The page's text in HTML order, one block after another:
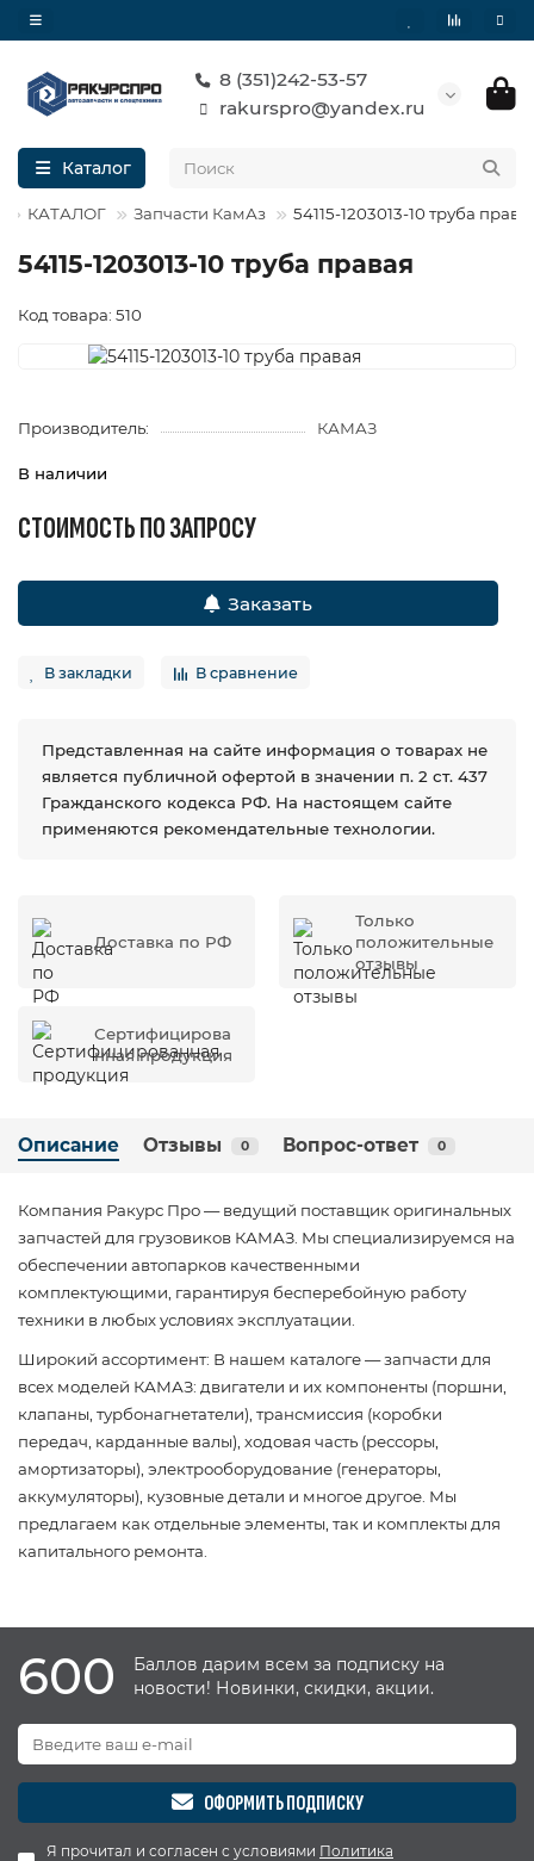
8 (351)242-53-57
rakurspro@yandex.ru
Каталог
КАТАЛОГ Запчасти КамАз 54115-1203013-10 труба
54115-1203013-10 труба правая
Код товара: 510
Производитель: КАМАЗ
В наличии
СТОИМОСТЬ ПО ЗАПРОСУ
Заказать
В закладки В сравнение
Представленная на сайте информация о товарах не
является публичной офертой в значении п. 2 ст. 437
Гражданского кодекса РФ. На настоящем сайте
применяются рекомендательные технологии.
Доставка по РФ
Только
положительные
отзывы
Сертифицирова
нная продукция
Описание Отзывы 0 Вопрос-ответ 0
Компания Ракурс Про — ведущий поставщик оригинальных
запчастей для грузовиков КАМАЗ. Мы специализируемся на
обеспечении автопарков качественными
комплектующими, гарантируя бесперебойную работу
техники в любых условиях эксплуатации.
Широкий ассортимент: В нашем каталоге — запчасти для
всех моделей КАМАЗ: двигатели и их компоненты (поршни,
клапаны, турбонагнетатели), трансмиссия (коробки
передач, карданные валы), ходовая часть (рессоры,
амортизаторы), электрооборудование (генераторы,
аккумуляторы), кузовные детали и многое другое. Мы
предлагаем как отдельные элементы, так и комплекты для
капитального ремонта.
600
Баллов дарим всем за подписку на
новости! Новинки, скидки, акции.
ОФОРМИТЬ ПОДПИСКУ
Я прочитал и согласен с условиями Политика